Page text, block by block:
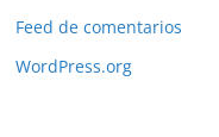
Feed de comentarios
WordPress.org